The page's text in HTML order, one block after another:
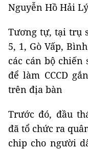
Nguyễn Hồ Hải
Tương tự, tại trụ
5, 1, Gò Vấp,
các cán bộ
để làm CCCD
trên địa bàn
Trước đó, đầu
đã tổ chức ra
chip cho người